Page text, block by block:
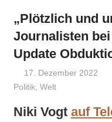
„Plötzlich und
Journalisten
Update
17. Dezember 2022
Politik, Welt
Niki Vogt auf